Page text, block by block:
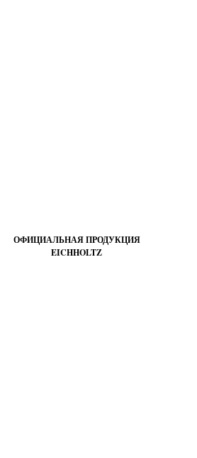
ОФИЦИАЛЬНАЯ ПРОДУКЦИЯ
EICHHOLTZ